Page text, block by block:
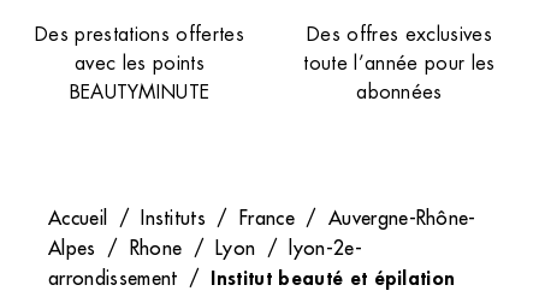
Des prestations offertes
avec les points
BEAUTYMINUTE
Des offres exclusives
toute l’année pour les
abonnées
Accueil / Instituts / France / Auvergne-Rhône-
Alpes / Rhone / Lyon /
lyon-2e-
arrondissement / Institut beauté et épilation